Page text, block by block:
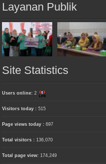
Layanan Publik
Site Statistics
Users online:2
Visitors today :515
Page views today :697
Total visitors :136,070
Total page view:174,249